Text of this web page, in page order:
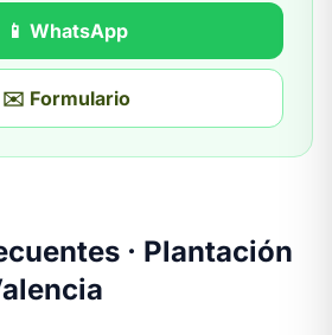
📱 WhatsApp
✉️ Formulario
· Plantación